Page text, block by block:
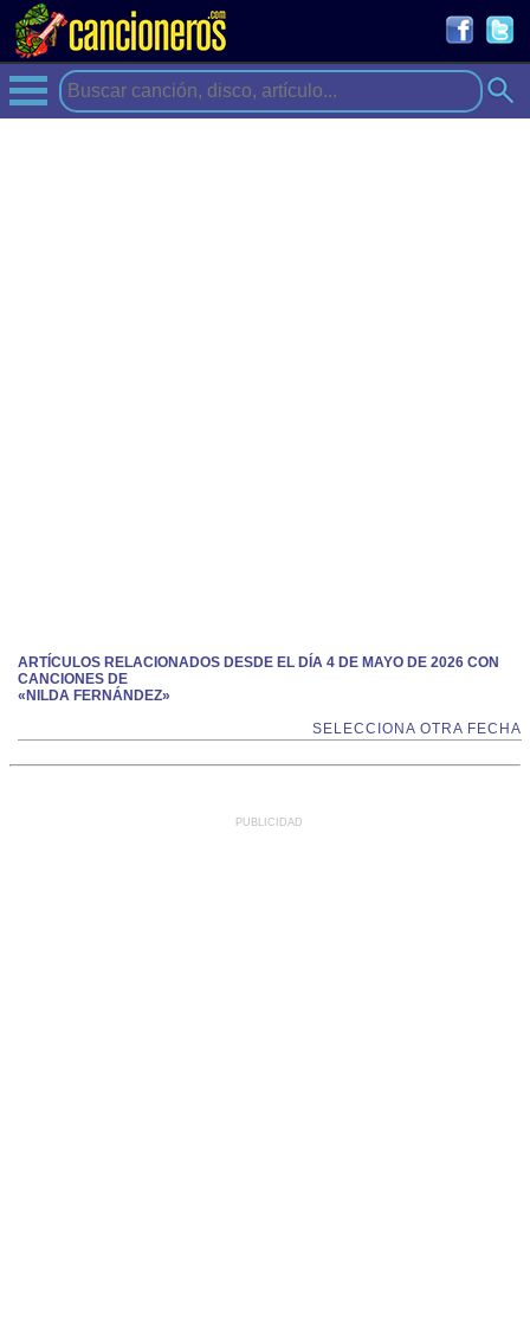
ARTÍCULOS RELACIONADOS DESDE EL DÍA 4 DE MAYO DE 2026 CON
CANCIONES DE
«NILDA FERNÁNDEZ»
SELECCIONA OTRA FECHA
PUBLICIDAD